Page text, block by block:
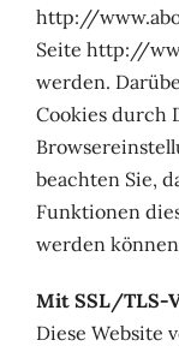
http://
Seite http://
werden.
Cookies durch
beachten Sie,
Funktionen
werden
Mit SSL/TLS-
Diese Website